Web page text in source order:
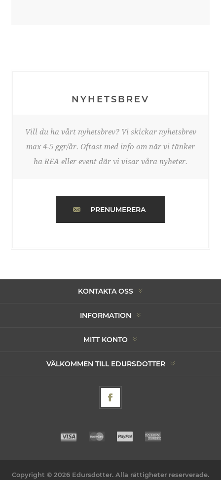
NYHETSBREV
Vill du ha vårt nyhetsbrev? Vi skickar nyhetsbrev
max 4-5 ggr/år. Oftast med info om när vi tänker
ha REA eller event där vi visar våra nyheter.
PRENUMERERA
KONTAKTA OSS
INFORMATION
MITT KONTO
VÄLKOMMEN TILL EDURSDOTTER
Copyright © 2026 Edursdotter. Alla rättigheter reserverade.